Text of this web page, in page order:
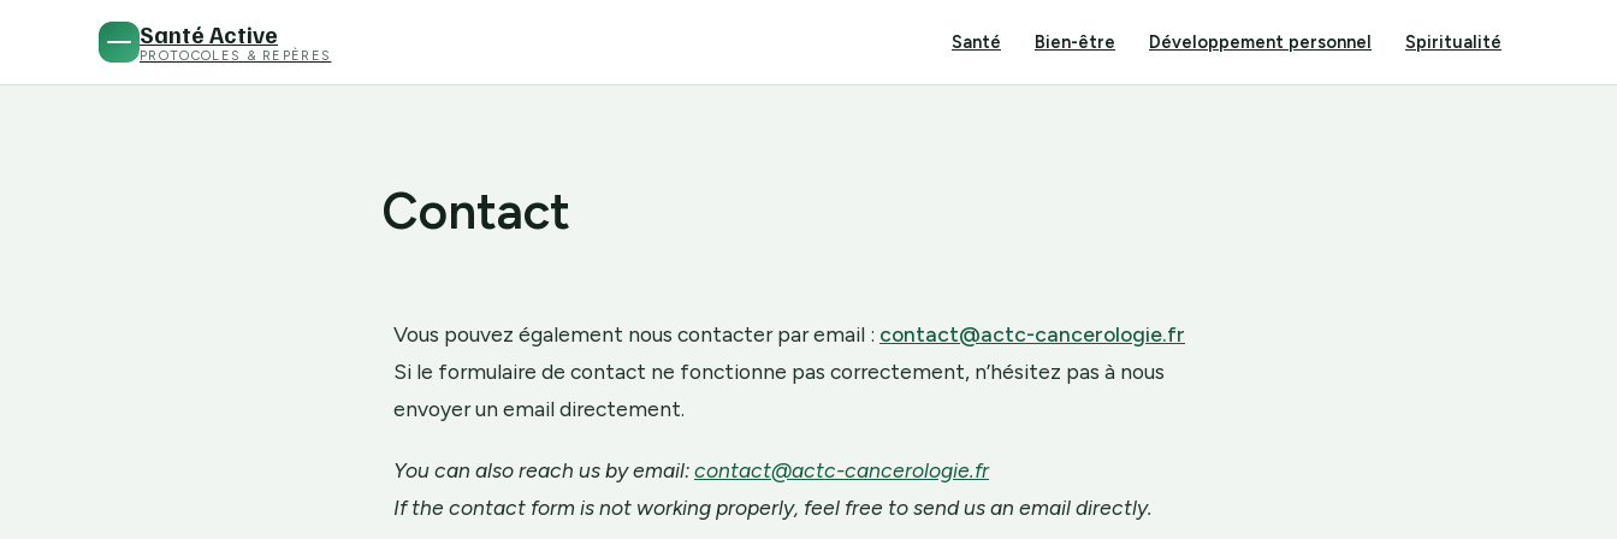
Santé Active
PROTOCOLES & REPÈRES
Santé Bien-être Développement personnel Spiritualité
Contact
Vous pouvez également nous contacter par email : contact@actc-cancerologie.fr
Si le formulaire de contact ne fonctionne pas correctement, n’hésitez pas à nous
envoyer un email directement.
You can also reach us by email:contact@actc-cancerologie.fr
If the contact form is not working properly, feel free to send us an email directly.